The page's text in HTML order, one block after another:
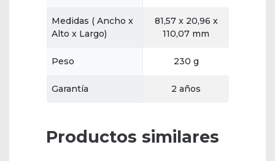
Medidas ( Ancho x
Alto x Largo)
81,57 x 20,96 x
110,07 mm
Peso 230 g
Garantía 2 años
Productos similares